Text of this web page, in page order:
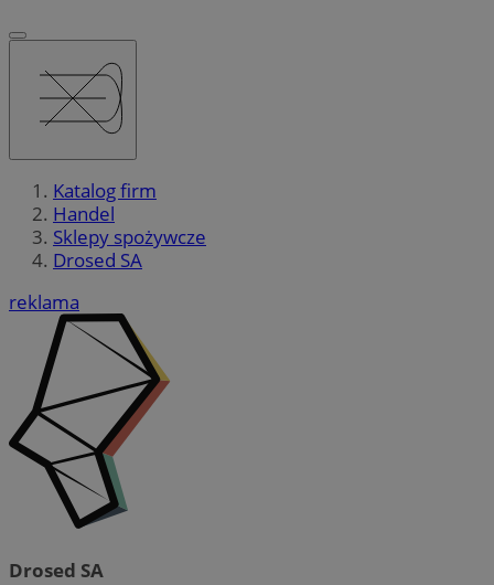
Katalog firm
Handel
Sklepy spożywcze
Drosed SA
reklama
Drosed SA